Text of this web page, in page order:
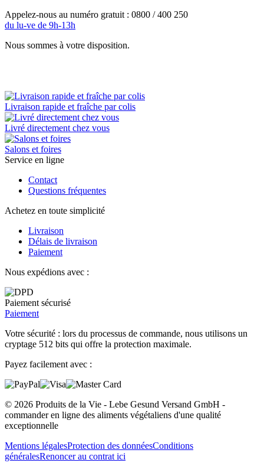
Appelez-nous au numéro gratuit : 0800 / 400 250
du lu-ve de 9h-13h
Nous sommes à votre disposition.
Livraison rapide et fraîche par colis
Livré directement chez vous
Salons et foires
Service en ligne
Contact
Questions fréquentes
Achetez en toute simplicité
Livraison
Délais de livraison
Paiement
Nous expédions avec :
Paiement sécurisé
Paiement
Votre sécurité : lors du processus de commande, nous utilisons un
cryptage 512 bits qui offre la protection maximale.
Payez facilement avec :
© 2026 Produits de la Vie - Lebe Gesund Versand GmbH -
commander en ligne des aliments végétaliens d'une qualité
exceptionnelle
Mentions légalesProtection des donnéesConditions
généralesRenoncer au contrat ici